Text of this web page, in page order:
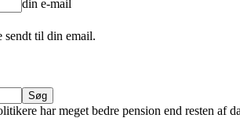
din e-mail
sendt til din email.
har meget bedre pension end resten af